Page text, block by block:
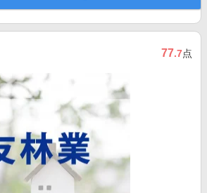
77.7点